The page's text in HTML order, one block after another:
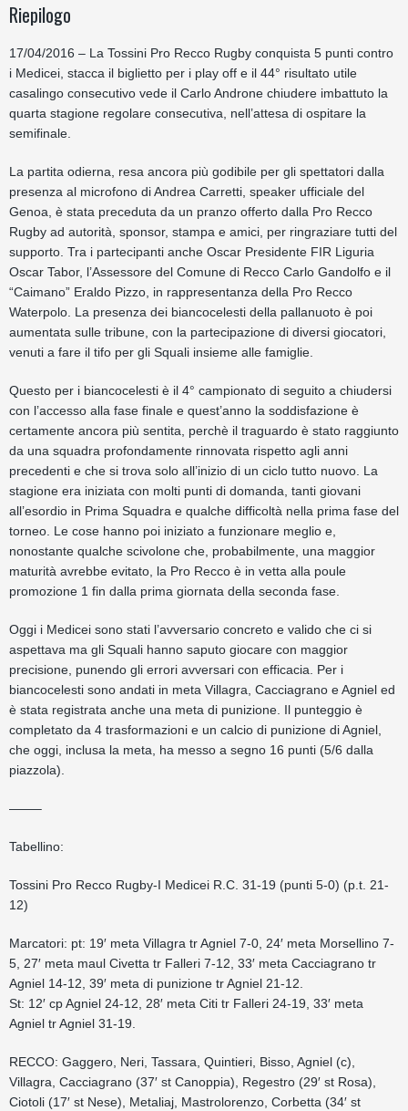
Riepilogo
17/04/2016 – La Tossini Pro Recco Rugby conquista 5 punti contro
i Medicei, stacca il biglietto per i play off e il 44° risultato utile
casalingo consecutivo vede il Carlo Androne chiudere imbattuto la
quarta stagione regolare consecutiva, nell’attesa di ospitare la
semifinale.
La partita odierna, resa ancora più godibile per gli spettatori dalla
presenza al microfono di Andrea Carretti, speaker ufficiale del
Genoa, è stata preceduta da un pranzo offerto dalla Pro Recco
Rugby ad autorità, sponsor, stampa e amici, per ringraziare tutti del
supporto. Tra i partecipanti anche Oscar Presidente FIR Liguria
Oscar Tabor, l’Assessore del Comune di Recco Carlo Gandolfo e il
“Caimano” Eraldo Pizzo, in rappresentanza della Pro Recco
Waterpolo. La presenza dei biancocelesti della pallanuoto è poi
aumentata sulle tribune, con la partecipazione di diversi giocatori,
venuti a fare il tifo per gli Squali insieme alle famiglie.
Questo per i biancocelesti è il 4° campionato di seguito a chiudersi
con l’accesso alla fase finale e quest’anno la soddisfazione è
certamente ancora più sentita, perchè il traguardo è stato raggiunto
da una squadra profondamente rinnovata rispetto agli anni
precedenti e che si trova solo all’inizio di un ciclo tutto nuovo. La
stagione era iniziata con molti punti di domanda, tanti giovani
all’esordio in Prima Squadra e qualche difficoltà nella prima fase del
torneo. Le cose hanno poi iniziato a funzionare meglio e,
nonostante qualche scivolone che, probabilmente, una maggior
maturità avrebbe evitato, la Pro Recco è in vetta alla poule
promozione 1 fin dalla prima giornata della seconda fase.
Oggi i Medicei sono stati l’avversario concreto e valido che ci si
aspettava ma gli Squali hanno saputo giocare con maggior
precisione, punendo gli errori avversari con efficacia. Per i
biancocelesti sono andati in meta Villagra, Cacciagrano e Agniel ed
è stata registrata anche una meta di punizione. Il punteggio è
completato da 4 trasformazioni e un calcio di punizione di Agniel,
che oggi, inclusa la meta, ha messo a segno 16 punti (5/6 dalla
piazzola).
——–
Tabellino:
Tossini Pro Recco Rugby-I Medicei R.C. 31-19 (punti 5-0) (p.t. 21-
12)
Marcatori: pt: 19′ meta Villagra tr Agniel 7-0, 24′ meta Morsellino 7-
5, 27′ meta maul Civetta tr Falleri 7-12, 33′ meta Cacciagrano tr
Agniel 14-12, 39′ meta di punizione tr Agniel 21-12.
St: 12′ cp Agniel 24-12, 28′ meta Citi tr Falleri 24-19, 33′ meta
Agniel tr Agniel 31-19.
RECCO: Gaggero, Neri, Tassara, Quintieri, Bisso, Agniel (c),
Villagra, Cacciagrano (37′ st Canoppia), Regestro (29′ st Rosa),
Ciotoli (17′ st Nese), Metaliaj, Mastrolorenzo, Corbetta (34′ st